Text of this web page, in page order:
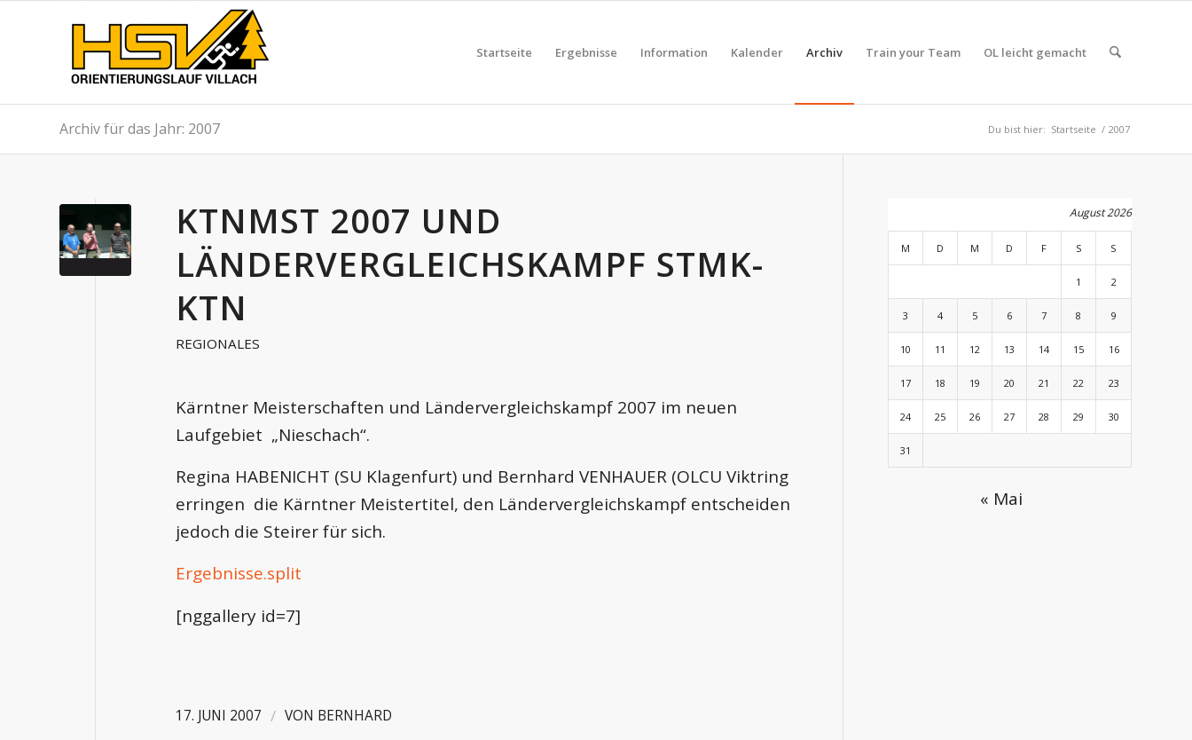
Startseite Ergebnisse Information Kalender Archiv Train your Team OL leicht gemacht
Archiv für das Jahr: 2007 Du bist hier: Startseite / 2007
KTNMST 2007 UND
LÄNDERVERGLEICHSKAMPF STMK-
KTN
REGIONALES
Kärntner Meisterschaften und Ländervergleichskampf 2007 im neuen
Laufgebiet „Nieschach“.
Regina HABENICHT (SU Klagenfurt) und Bernhard VENHAUER (OLCU Viktring
erringen die Kärntner Meistertitel, den Ländervergleichskampf entscheiden
jedoch die Steirer für sich.
Ergebnisse.split
[nggallery id=7]
17. JUNI 2007 / VON BERNHARD
August 2026
M D M D F S S
1 2
3 4 5 6 7 8 9
10 11 12 13 14 15 16
17 18 19 20 21 22 23
24 25 26 27 28 29 30
31
« Mai